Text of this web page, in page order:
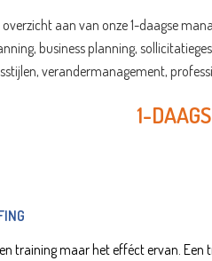
overzicht aan van onze 1-daagse
business planning,
verandermanagement,
1-
training maar het efféct ervan. Een